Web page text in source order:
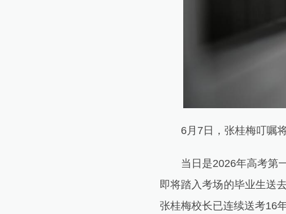
6月7日，张桂梅叮嘱将
当日是2026年高考第一
即将踏入考场的毕业生送
张桂梅校长已连续送考16年